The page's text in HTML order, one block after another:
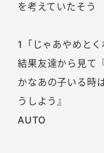
を考えていたそう
1「じゃあやめとく
結果友達から見て
かなあの子いる時
うしよう』
AUTO